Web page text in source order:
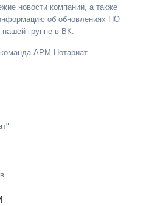
новости компании, а также
об обновлениях ПО
группе в ВК.
АРМ Нотариат.